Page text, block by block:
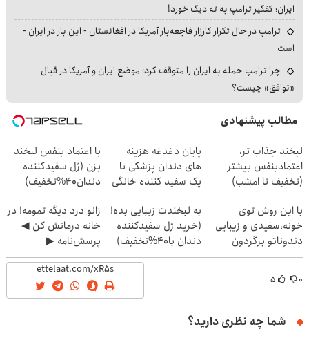
ایران؛ کفگیر ترامپ به ته دیگ خورد!
ترامپ در حال تکرار کارزار فاجعه‌بار آمریکا در افغانستان - این بار در ایران -
است
چرا ترامپ حمله به ایران را متوقف کرد؛ موضع ایران و آمریکا در قبال
«توافق» چیست؟
مطالب پیشنهادی
لبخند جذاب تر،
اعتمادبنفس بیشتر
(تخفیف تا امشب)
پایان دغدغه هزینه
های دندان پزشکی با
پک سفید کننده خانگی
با اعتماد بنفس لبخند
بزن (ژل سفیدکننده
دندان40%تخفیف)
با این روش توی
خونه،سفیدی و زیبایی
دندوناتو برگردون
(40%off)
به لبخندت زیبایی بده!
(خرید ژل سفیدکننده
دندان با40%تخفیف)
زانو درد دیگه تمومه! در
خانه درمانش کن ◀
پرسش‌نامه ▶
۰ ۵
شما چه نظری دارید؟